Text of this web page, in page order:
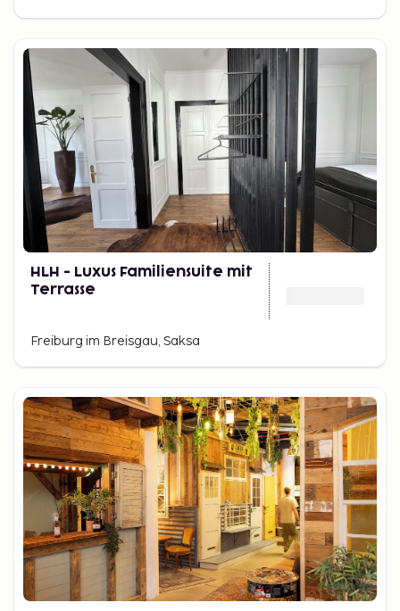
HLH - Luxus Familiensuite mit
Terrasse
Freiburg im Breisgau, Saksa